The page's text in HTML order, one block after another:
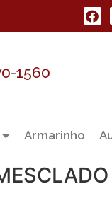
1560
Armarinho